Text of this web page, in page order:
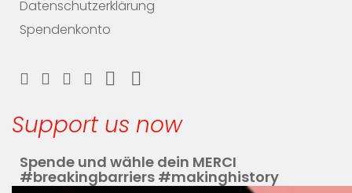
Datenschutzerklärung
Spendenkonto
Support us now
Spende und wähle dein MERCI
#breakingbarriers #makinghistory